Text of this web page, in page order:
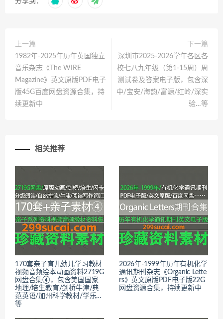
上一篇
1982年-2025年历年英国独立
音乐杂志《The WIRE
Magazine》英文原版PDF电子
版45G百度网盘资源合集，持
续更新中
下一篇
深圳市2025-2026学年各区各
校七八九年级（第1-15周）周
测试卷及答案电子版，包含深
中/宝安/海韵/富源/红岭/深实
验…等
相关推荐
170套亲子育儿幼儿学习教材
视频音频绘本动画资料2719G
网盘合集④，包含美国国家
地理/培生教育/剑桥牛津/典
范英语/加州科学教材/学乐…
等
2026年-1999年历年有机化学
通讯期刊杂志《Organic Lette
rs》英文原版PDF电子版22G
网盘资源合集，持续更新中